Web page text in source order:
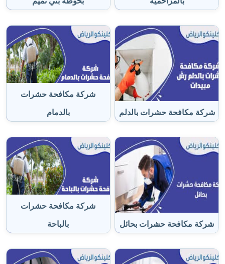
شركة مكافحة حشرات بالدلم
شركة مكافحة حشرات
بالدمام
شركة مكافحة حشرات بحائل
شركة مكافحة حشرات
بالباحة